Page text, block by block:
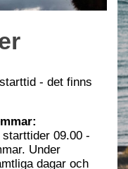
- det finns
09.00 -
Under
dagar och